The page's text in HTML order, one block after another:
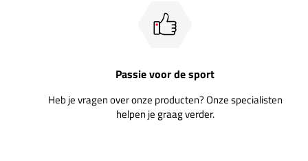
Passie voor de sport
Heb je vragen over onze producten? Onze specialisten
helpen je graag verder.